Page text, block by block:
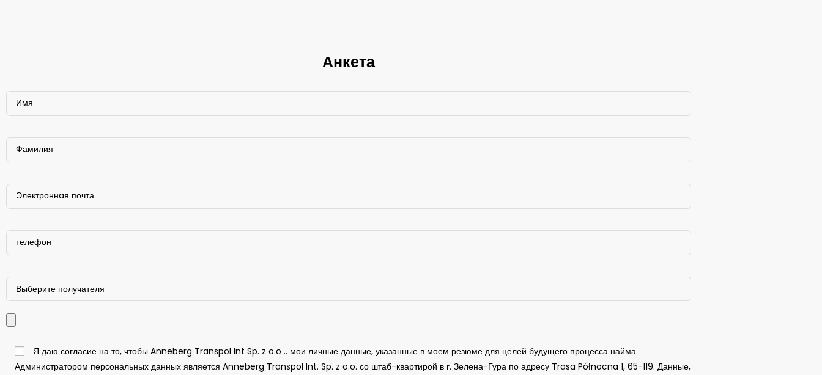
Анкета
Я даю согласие на то, чтобы Anneberg Transpol Int Sp. z o.o .. мои личные данные, указанные в моем резюме для целей будущего процесса найма.
Администратором персональных данных является Anneberg Transpol Int. Sp. z o.o. со штаб-квартирой в г. Зелена-Гура по адресу Trasa Północna 1, 65-119. Данные,